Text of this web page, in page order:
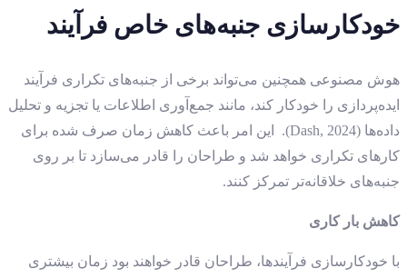
خودکارسازی جنبه‌های خاص فرآیند
هوش مصنوعی همچنین می‌تواند برخی از جنبه‌های تکراری فرآیند
ایده‌پردازی را خودکار کند، مانند جمع‌آوری اطلاعات یا تجزیه و تحلیل
داده‌ها (Dash, 2024). این امر باعث کاهش زمان صرف شده برای
کارهای تکراری خواهد شد و طراحان را قادر می‌سازد تا بر روی
جنبه‌های خلاقانه‌تر تمرکز کنند.
کاهش بار کاری
با خودکارسازی فرآیندها، طراحان قادر خواهند بود زمان بیشتری